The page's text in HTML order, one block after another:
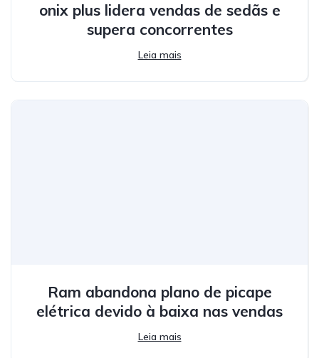
onix plus lidera vendas de sedãs e
supera concorrentes
Leia mais
Ram abandona plano de picape
elétrica devido à baixa nas vendas
Leia mais